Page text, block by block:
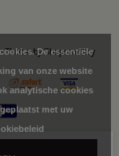
- Theme byShopmonkey
De essentiële
van onze website
analytische cookies
met uw